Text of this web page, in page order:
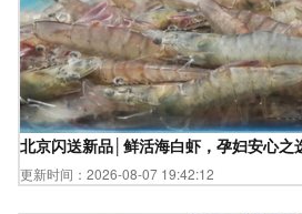
北京闪送新品│鲜活海白虾，孕妇安心之
更新时间：2026-08-07 19:42:12